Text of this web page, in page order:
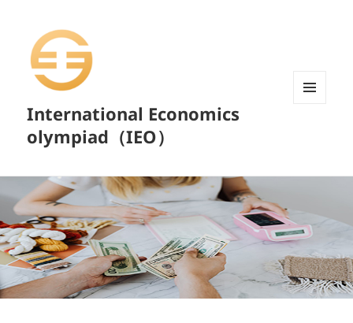
International Economics
olympiad（IEO）